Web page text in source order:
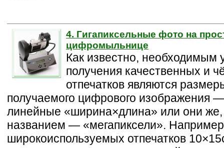
4. Гигапиксельные фото на
цифромыльнице
Как известно, необходимым
получения качественных и
отпечатков являются
получаемого цифрового изображения
линейные «ширина×длина» или они же,
названием — «мегапиксели».
широкоиспользуемых отпечатков